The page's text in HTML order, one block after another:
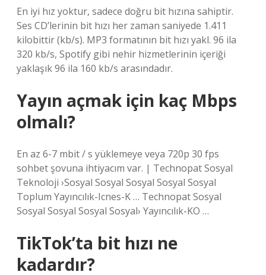
En iyi hız yoktur, sadece doğru bit hızına sahiptir.
Ses CD’lerinin bit hızı her zaman saniyede 1.411
kilobittir (kb/s). MP3 formatının bit hızı yakl. 96 ila
320 kb/s, Spotify gibi nehir hizmetlerinin içeriği
yaklaşık 96 ila 160 kb/s arasındadır.
Yayın açmak için kaç Mbps
olmalı?
En az 6-7 mbit / s yüklemeye veya 720p 30 fps
sohbet şovuna ihtiyacım var. | Technopat Sosyal
Teknoloji ›Sosyal Sosyal Sosyal Sosyal Sosyal
Toplum Yayıncılık-Icnes-K … Technopat Sosyal
Sosyal Sosyal Sosyal Sosyal› Yayıncılık-KO …
TikTok’ta bit hızı ne
kadardır?